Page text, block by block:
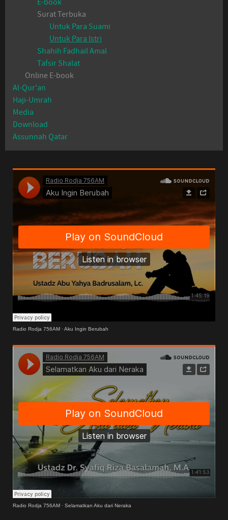
E-book
Surat Terbuka
Untuk Para Suami
Untuk Para Istri
Shahih Fadhail Amal
Tafsir Shalat
Online E-book
Al-Qur'an
Haji-Umrah
Media
Download
Assunnah Qatar
Radio Rodja 756AM ·Aku Ingin Berubah
Radio Rodja 756AM · Selamatkan Aku dari Neraka